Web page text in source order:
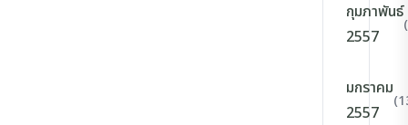
กุมภาพันธ์
2557
มกราคม
2557